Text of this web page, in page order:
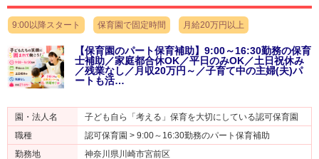
9:00以降スタート 保育園で固定時間 月給20万円以上
【保育園のパート保育補助】9:00～16:30勤務の保育
士補助／家庭都合休OK／平日のみOK／土日祝休み
／残業なし／月収20万円～／子育て中の主婦(夫)パ
ートも活…
園・法人名
子ども自ら「考える」保育を大切にしている認可保育園
職種
認可保育園 > 9:00～16:30勤務のパート保育補助
勤務地
神奈川県川崎市宮前区